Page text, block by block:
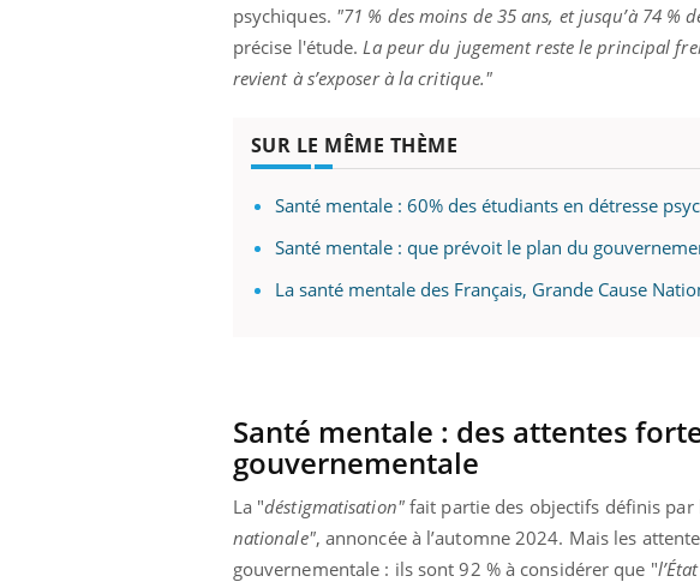
psychiques. "71 % des moins de 35 ans, et jusqu’à 74
précise l'étude. La peur du jugement reste le principal
revient à s’exposer à la critique."
SUR LE MÊME THÈME
Santé mentale : 60% des étudiants en détresse
Santé mentale : que prévoit le plan du
La santé mentale des Français, Grande Cause
Santé mentale : des attentes
gouvernementale
La "déstigmatisation"fait partie des objectifs définis par
nationale", annoncée à l’automne 2024. Mais les
gouvernementale : ils sont 92 % à considérer que "